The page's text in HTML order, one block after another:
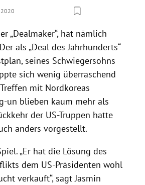
„Dealmaker“, hat nämlich
als „Deal des Jahrhunderts“
seines Schwiegersohns
sich wenig überraschend
mit Nordkoreas
un blieben kaum mehr als
der US-Truppen hatte
anders vorgestellt.
„Er hat die Lösung des
dem US-Präsidenten wohl
verkauft“, sagtJasmin